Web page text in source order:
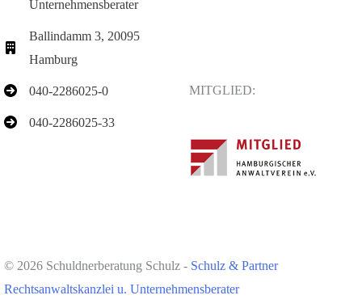
Unternehmensberater
Ballindamm 3, 20095
Hamburg
040-2286025-0
040-2286025-33
MITGLIED:
© 2026 Schuldnerberatung Schulz - Schulz & Partner
Rechtsanwaltskanzlei u. Unternehmensberater